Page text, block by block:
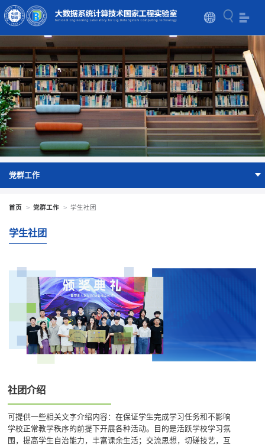
党群工作
首页 > 党群工作 > 学生社团
学生社团
社团介绍
可提供一些相关文字介绍内容：在保证学生完成学习任务和不影响
学校正常教学秩序的前提下开展各种活动。目的是活跃学校学习氛
围，提高学生自治能力，丰富课余生活；交流思想，切磋技艺，互